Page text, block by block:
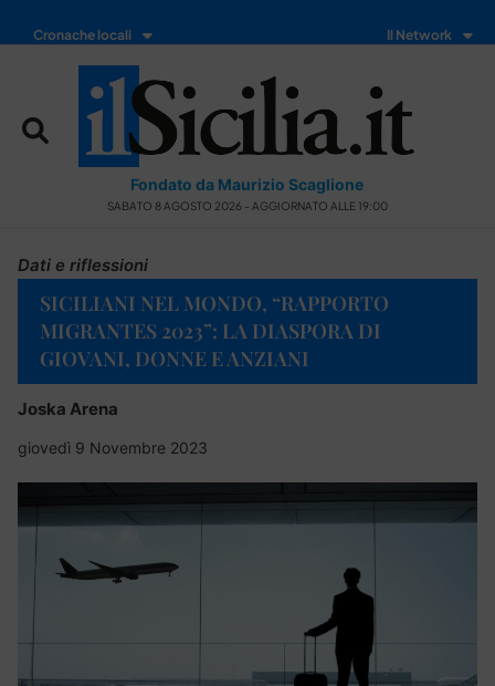
Cronache locali Il Network
Fondato da Maurizio Scaglione
SABATO 8 AGOSTO 2026 - AGGIORNATO ALLE 19:00
Dati e riflessioni
SICILIANI NEL MONDO, “RAPPORTO
MIGRANTES 2023”: LA DIASPORA DI
GIOVANI, DONNE E ANZIANI
Joska Arena
giovedì 9 Novembre 2023